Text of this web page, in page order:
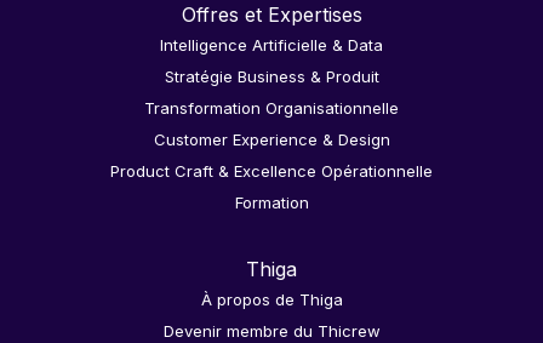
Offres et Expertises
Intelligence Artificielle & Data
Stratégie Business & Produit
Transformation Organisationnelle
Customer Experience & Design
Product Craft & Excellence Opérationnelle
Formation
Thiga
À propos de Thiga
Devenir membre du Thicrew